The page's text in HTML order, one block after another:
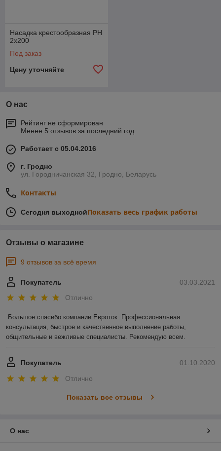
Насадка крестообразная PН
2х200
Под заказ
Цену уточняйте
О нас
Рейтинг не сформирован
Менее 5 отзывов за последний год
Работает с 05.04.2016
г. Гродно
ул. Городничанская 32, Гродно, Беларусь
Контакты
Сегодня выходнойПоказать весь график работы
Отзывы о магазине
9 отзывов за всё время
03.03.2021
Покупатель
Отлично
Большое спасибо компании Евроток. Профессиональная
консультация, быстрое и качественное выполнение работы,
общительные и вежливые специалисты. Рекомендую всем.
01.10.2020
Покупатель
Отлично
Показать все отзывы
О нас